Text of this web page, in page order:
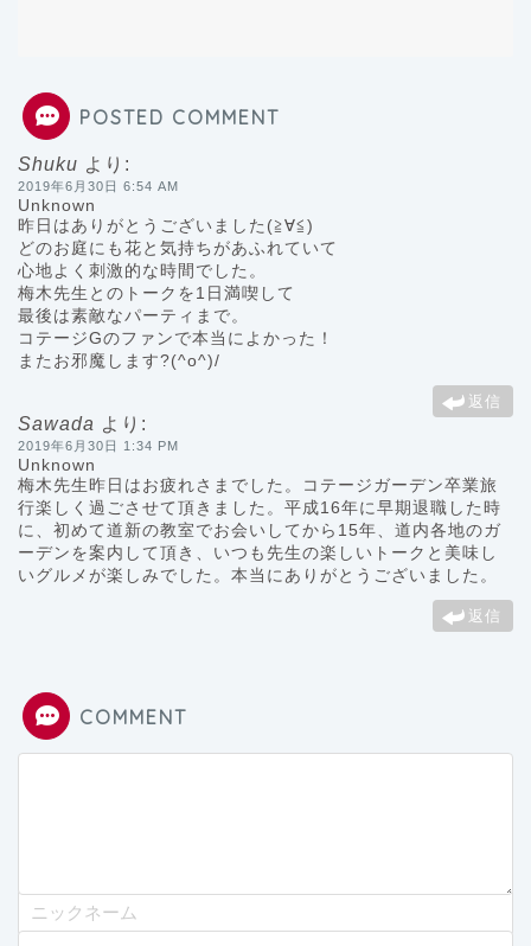
POSTED COMMENT
Shuku より:
2019年6月30日 6:54 AM
Unknown
昨日はありがとうございました(≧∀≦)
どのお庭にも花と気持ちがあふれていて
心地よく刺激的な時間でした。
梅木先生とのトークを1日満喫して
最後は素敵なパーティまで。
コテージGのファンで本当によかった！
またお邪魔します?(^o^)/
返信
Sawada より:
2019年6月30日 1:34 PM
Unknown
梅木先生昨日はお疲れさまでした。コテージガーデン卒業旅
行楽しく過ごさせて頂きました。平成16年に早期退職した時
に、初めて道新の教室でお会いしてから15年、道内各地のガ
ーデンを案内して頂き、いつも先生の楽しいトークと美味し
いグルメが楽しみでした。本当にありがとうございました。
返信
COMMENT